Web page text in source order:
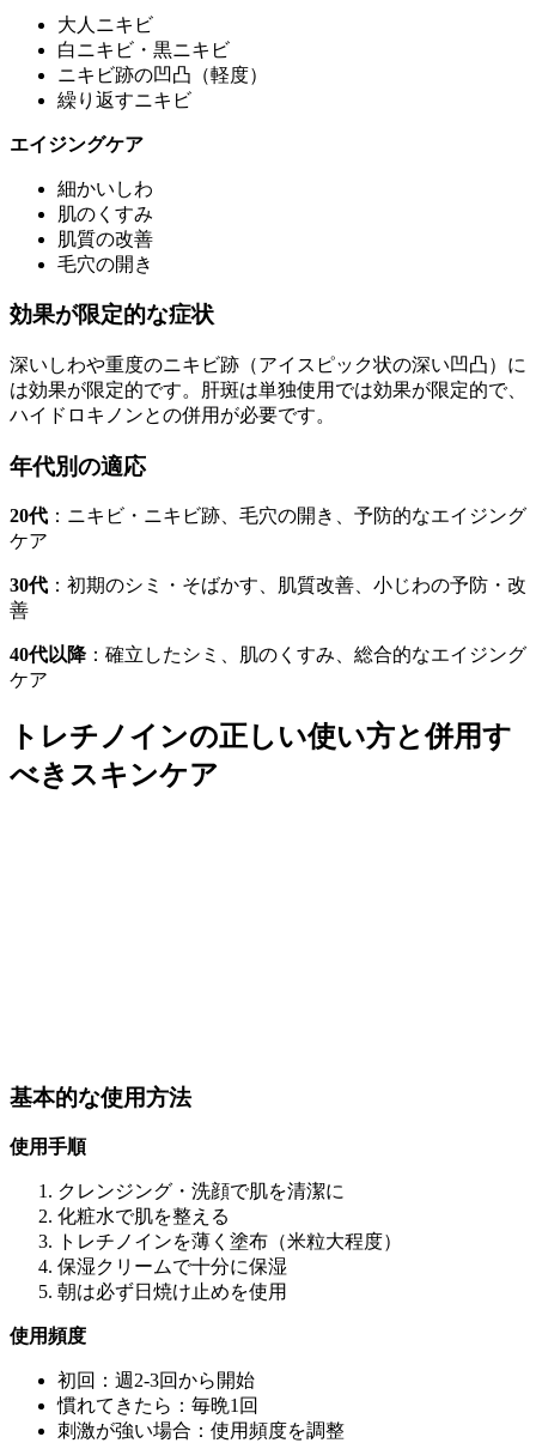
大人ニキビ
白ニキビ・黒ニキビ
ニキビ跡の凹凸（軽度）
繰り返すニキビ
エイジングケア
細かいしわ
肌のくすみ
肌質の改善
毛穴の開き
効果が限定的な症状
深いしわや重度のニキビ跡（アイスピック状の深い凹凸）に
は効果が限定的です。肝斑は単独使用では効果が限定的で、
ハイドロキノンとの併用が必要です。
年代別の適応
20代 ：ニキビ・ニキビ跡、毛穴の開き、予防的なエイジング
ケア
30代 ：初期のシミ・そばかす、肌質改善、小じわの予防・改
善
40代以降：確立したシミ、肌のくすみ、総合的なエイジング
ケア
トレチノインの正しい使い方と併用す
べきスキンケア
基本的な使用方法
使用手順
クレンジング・洗顔で肌を清潔に
化粧水で肌を整える
トレチノインを薄く塗布（米粒大程度）
保湿クリームで十分に保湿
朝は必ず日焼け止めを使用
使用頻度
初回：週2-3回から開始
慣れてきたら：毎晩1回
刺激が強い場合：使用頻度を調整